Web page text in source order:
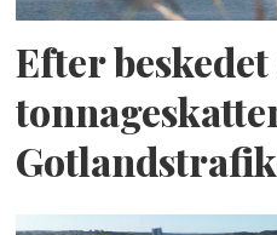
Efter